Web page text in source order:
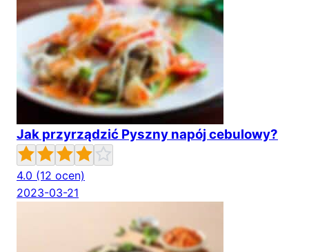
Jak przyrządzić Pyszny napój cebulowy?
4.0 (12 ocen)
2023-03-21